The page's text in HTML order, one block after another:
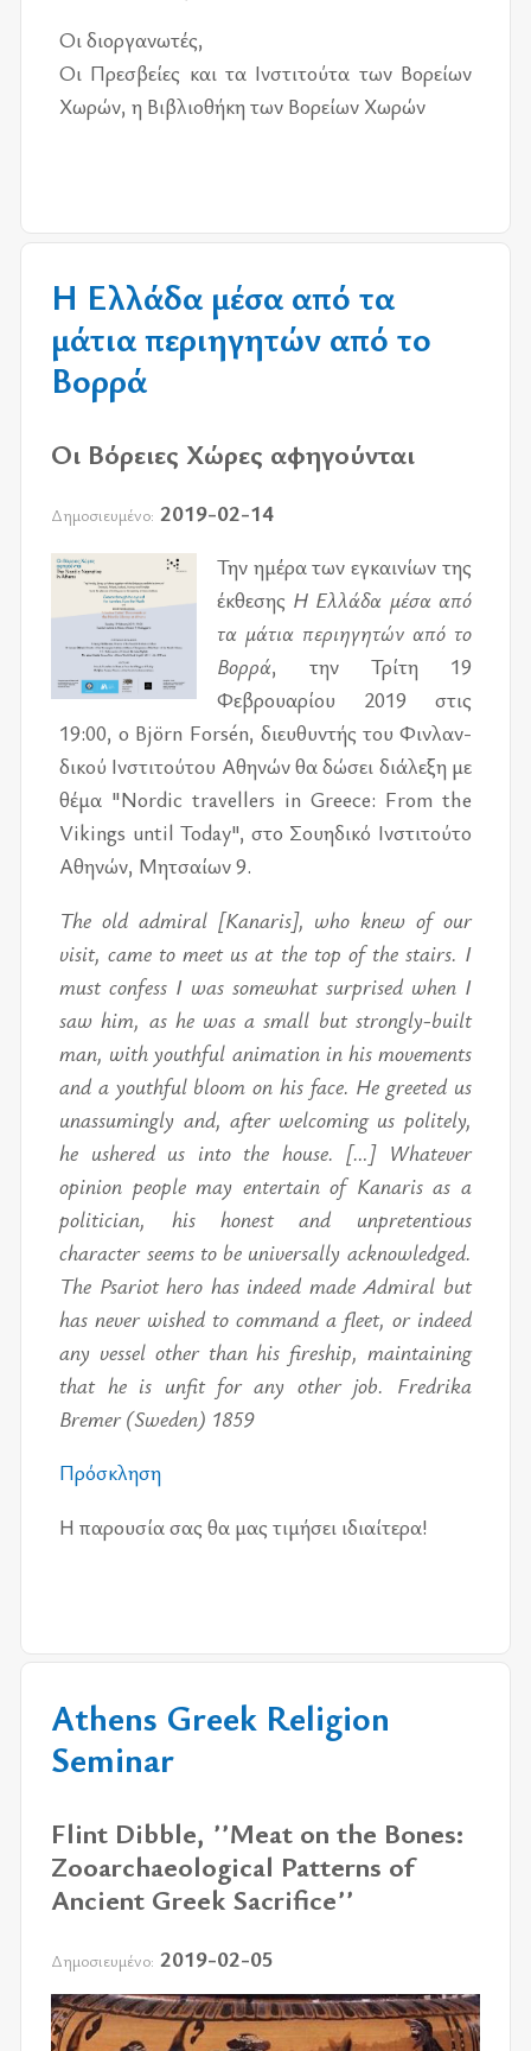
Οι διορ­γα­νω­τές,
Οι Πρε­σβεί­ες και τα Ινστι­τού­τα των Βορεί­ων
Χωρών, η Βιβλιο­θή­κη των Βορεί­ων Χωρών
Η Ελλάδα μέσα από τα
μάτια περιηγητών από το
Βορρά
Οι Βόρειες Χώρες αφηγούνται
Δημοσιευμένο: 2019-02-14
Την ημέ­ρα των εγκαι­νί­ων της
έκ­θε­σης Η Ελλά­δα μέσα από
τα μά­τια πε­ρι­η­γη­τών από το
Βορρά, την Τρίτη 19
Φεβρουα­ρί­ου 2019 στις
19:00, ο Björn Forsén, διευ­θυ­ντής του Φιν­λαν­
δι­κού Ινστι­τού­του Αθη­νών θα δώ­σει διά­λε­ξη με
θέμα "Nordic travellers in Greece: From the
Vikings until Today", στο Σου­η­δι­κό Ινστι­τού­το
Αθη­νών, Μητσαί­ων 9.
The old admiral [Kanaris], who knew of our
visit, came to meet us at the top of the stairs. I
must confess I was somewhat surprised when I
saw him, as he was a small but strongly-built
man, with youthful animation in his movements
and a youthful bloom on his face. He greeted us
unassumingly and, after welcoming us politely,
he ushered us into the house. […] Whatever
opinion people may entertain of Kanaris as a
politician, his honest and unpretentious
character seems to be universally acknowledged.
The Psariot hero has indeed made Admiral but
has never wished to command a fleet, or indeed
any vessel other than his fireship, maintaining
that he is unfit for any other job. Fredrika
Bremer (Sweden) 1859
Πρό­σκλη­ση
Η πα­ρου­σία σας θα μας τι­μή­σει ιδιαί­τε­ρα!
Athens Greek Religion
Seminar
Flint Dibble, ʼʼMeat on the Bones:
Zooarchaeological Patterns of
Ancient Greek Sacrificeʼʼ
Δημοσιευμένο: 2019-02-05